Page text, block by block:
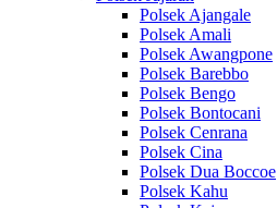
Polsek Ajangale
Polsek Amali
Polsek Awangpone
Polsek Barebbo
Polsek Bengo
Polsek Bontocani
Polsek Cenrana
Polsek Cina
Polsek Dua Boccoe
Polsek Kahu